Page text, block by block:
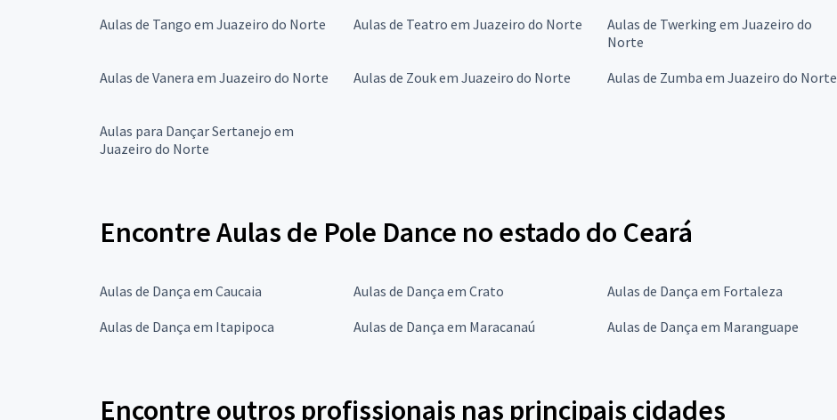
Aulas de Tango em Juazeiro do Norte
Aulas de Teatro em Juazeiro do Norte
Aulas de Twerking em Juazeiro do
Norte
Aulas de Vanera em Juazeiro do Norte Aulas de Zouk em Juazeiro do Norte Aulas de Zumba em Juazeiro do Norte
Aulas para Dançar Sertanejo em
Juazeiro do Norte
Encontre Aulas de Pole Dance no estado do Ceará
Aulas de Dança em Caucaia Aulas de Dança em Crato Aulas de Dança em Fortaleza
Aulas de Dança em Itapipoca
Aulas de Dança em Maracanaú Aulas de Dança em Maranguape
Encontre outros profissionais nas principais cidades